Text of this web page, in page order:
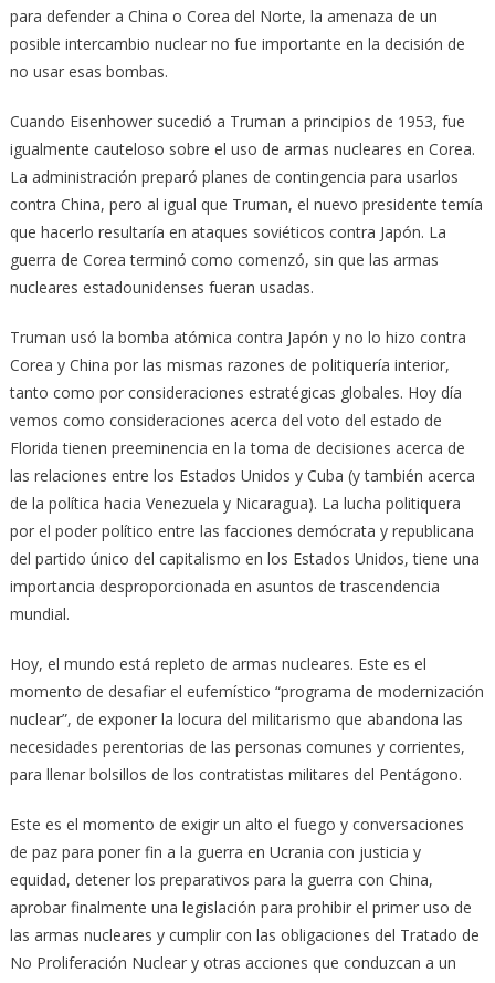
para defender a China o Corea del Norte, la amenaza de un
posible intercambio nuclear no fue importante en la decisión de
no usar esas bombas.
Cuando Eisenhower sucedió a Truman a principios de 1953, fue
igualmente cauteloso sobre el uso de armas nucleares en Corea.
La administración preparó planes de contingencia para usarlos
contra China, pero al igual que Truman, el nuevo presidente temía
que hacerlo resultaría en ataques soviéticos contra Japón. La
guerra de Corea terminó como comenzó, sin que las armas
nucleares estadounidenses fueran usadas.
Truman usó la bomba atómica contra Japón y no lo hizo contra
Corea y China por las mismas razones de politiquería interior,
tanto como por consideraciones estratégicas globales. Hoy día
vemos como consideraciones acerca del voto del estado de
Florida tienen preeminencia en la toma de decisiones acerca de
las relaciones entre los Estados Unidos y Cuba (y también acerca
de la política hacia Venezuela y Nicaragua). La lucha politiquera
por el poder político entre las facciones demócrata y republicana
del partido único del capitalismo en los Estados Unidos, tiene una
importancia desproporcionada en asuntos de trascendencia
mundial.
Hoy, el mundo está repleto de armas nucleares. Este es el
momento de desafiar el eufemístico “programa de modernización
nuclear”, de exponer la locura del militarismo que abandona las
necesidades perentorias de las personas comunes y corrientes,
para llenar bolsillos de los contratistas militares del Pentágono.
Este es el momento de exigir un alto el fuego y conversaciones
de paz para poner fin a la guerra en Ucrania con justicia y
equidad, detener los preparativos para la guerra con China,
aprobar finalmente una legislación para prohibir el primer uso de
las armas nucleares y cumplir con las obligaciones del Tratado de
No Proliferación Nuclear y otras acciones que conduzcan a un